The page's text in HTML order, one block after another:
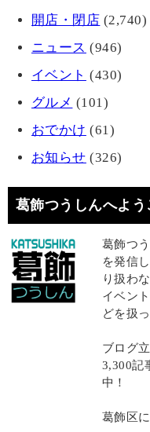
開店・閉店 (2,740)
ニュース (946)
イベント (430)
グルメ (101)
おでかけ (61)
お知らせ (326)
葛飾つうしんへよう
葛飾つ
を発信
り扱わ
イベン
どを扱
ブログ
3,300記
中！
葛飾区